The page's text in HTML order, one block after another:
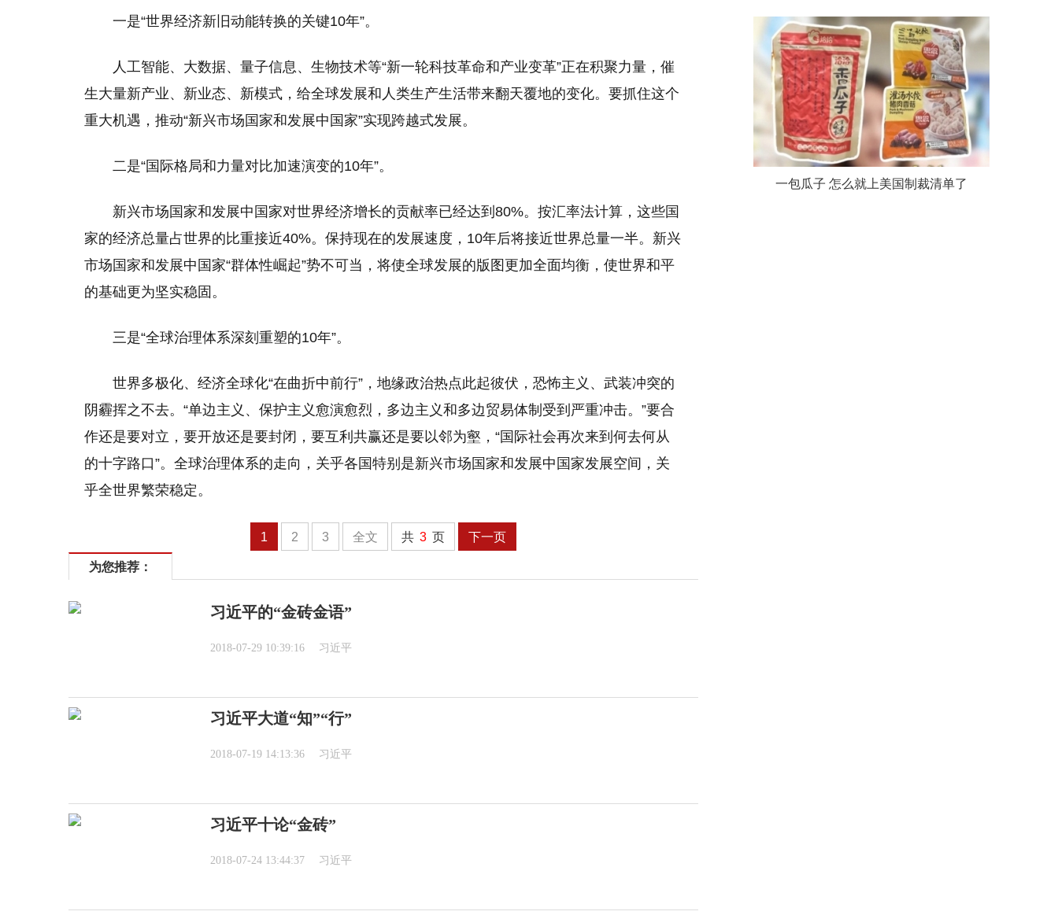
一是“世界经济新旧动能转换的关键10年”。
人工智能、大数据、量子信息、生物技术等“新一轮科技革命和产业变革”正在积聚力量，催
生大量新产业、新业态、新模式，给全球发展和人类生产生活带来翻天覆地的变化。要抓住这个
重大机遇，推动“新兴市场国家和发展中国家”实现跨越式发展。
二是“国际格局和力量对比加速演变的10年”。
新兴市场国家和发展中国家对世界经济增长的贡献率已经达到80%。按汇率法计算，这些国
家的经济总量占世界的比重接近40%。保持现在的发展速度，10年后将接近世界总量一半。新兴
市场国家和发展中国家“群体性崛起”势不可当，将使全球发展的版图更加全面均衡，使世界和平
的基础更为坚实稳固。
三是“全球治理体系深刻重塑的10年”。
世界多极化、经济全球化“在曲折中前行”，地缘政治热点此起彼伏，恐怖主义、武装冲突的
阴霾挥之不去。“单边主义、保护主义愈演愈烈，多边主义和多边贸易体制受到严重冲击。”要合
作还是要对立，要开放还是要封闭，要互利共赢还是要以邻为壑，“国际社会再次来到何去何从
的十字路口”。全球治理体系的走向，关乎各国特别是新兴市场国家和发展中国家发展空间，关
乎全世界繁荣稳定。
1 2 3 全文 共 3 页 下一页
为您推荐：
习近平的“金砖金语”
2018-07-29 10:39:16 习近平
习近平大道“知”“行”
2018-07-19 14:13:36 习近平
习近平十论“金砖”
2018-07-24 13:44:37 习近平
一包瓜子 怎么就上美国制裁清单了